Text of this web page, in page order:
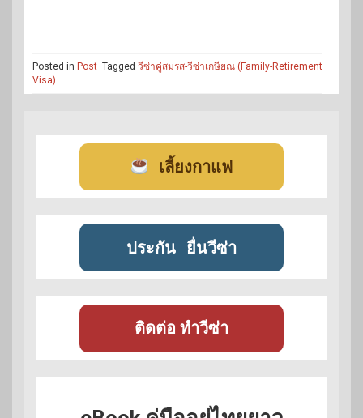
Posted in Post Tagged วีซ่าคู่สมรส-วีซ่าเกษียณ (Family-Retirement
Visa)
เลี้ยงกาแฟ
ประกัน ยื่นวีซ่า
ติดต่อ ทำวีซ่า